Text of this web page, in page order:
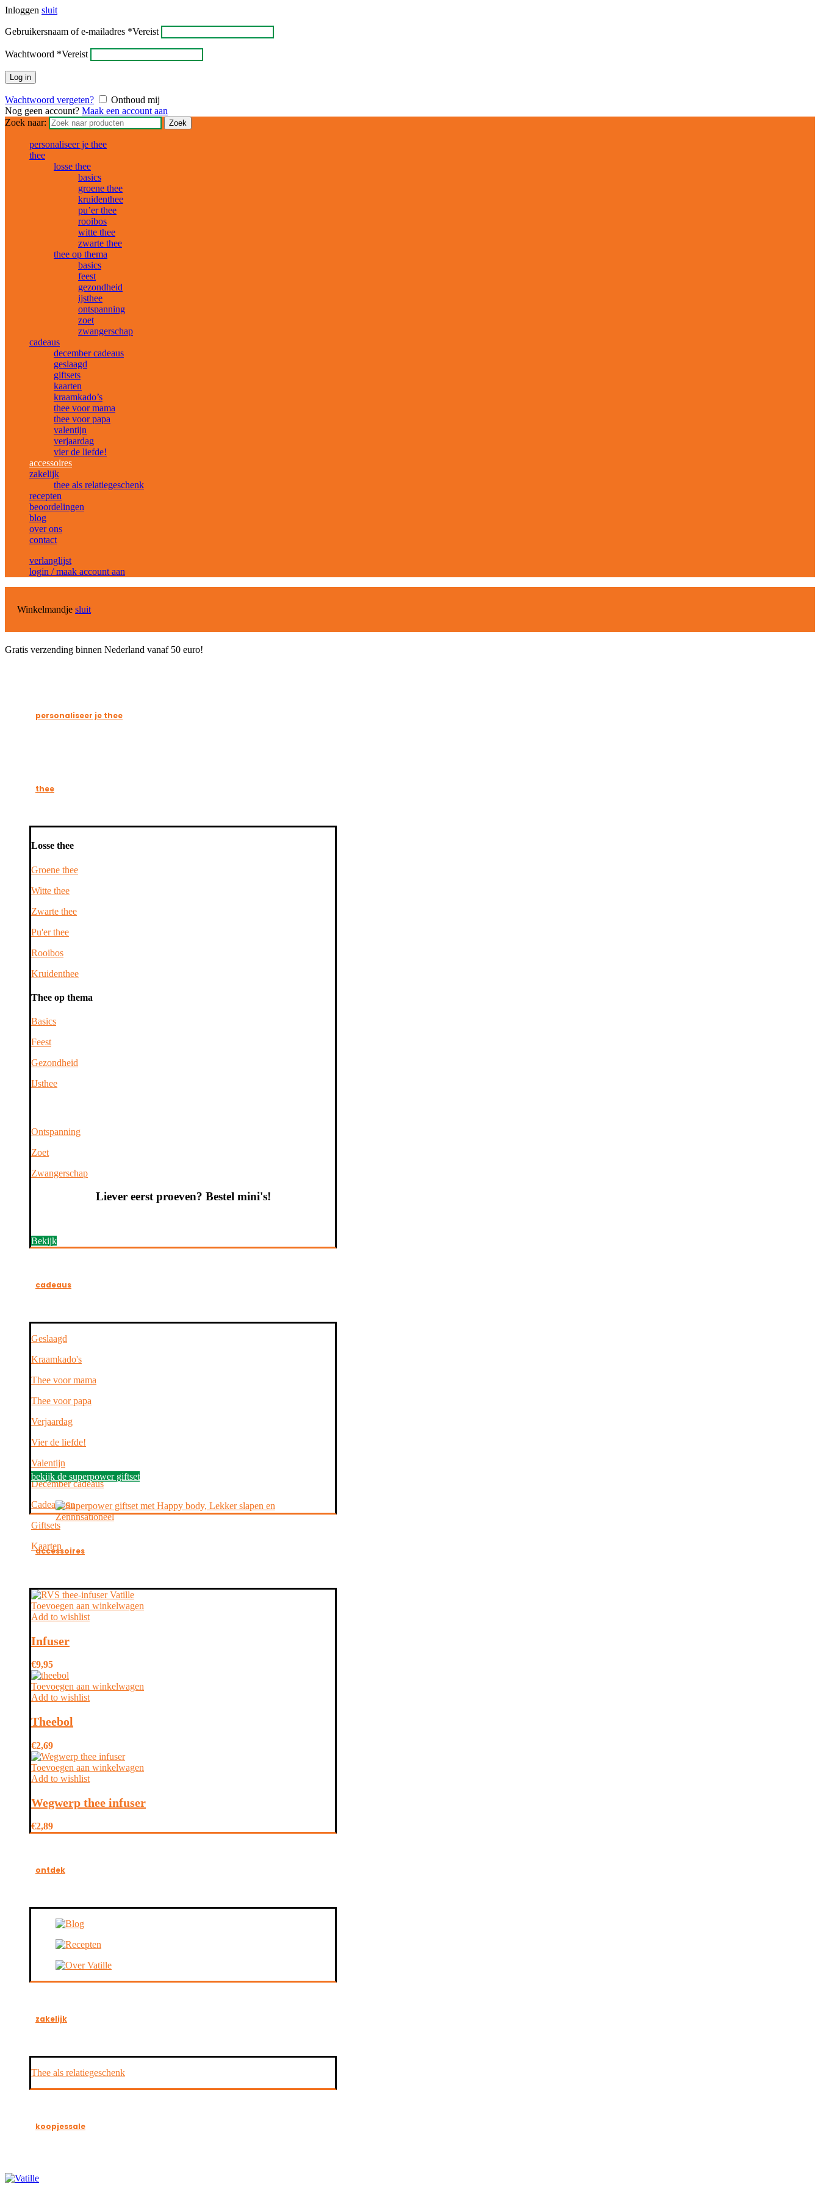
Inloggen sluit
Gebruikersnaam of e-mailadres *Vereist
Wachtwoord *Vereist
Log in
Wachtwoord vergeten?
Onthoud mij
Nog geen account? Maak een account aan
Zoek naar:
Zoek
personaliseer je thee
thee
losse thee
basics
groene thee
kruidenthee
pu’er thee
rooibos
witte thee
zwarte thee
thee op thema
basics
feest
gezondheid
ijsthee
ontspanning
zoet
zwangerschap
cadeaus
december cadeaus
geslaagd
giftsets
kaarten
kraamkado’s
thee voor mama
thee voor papa
valentijn
verjaardag
vier de liefde!
accessoires
zakelijk
thee als relatiegeschenk
recepten
beoordelingen
blog
over ons
contact
verlanglijst
login / maak account aan
Winkelmandje sluit
Gratis verzending binnen Nederland vanaf 50 euro!
personaliseer je thee
thee
Losse thee
Groene thee
Witte thee
Zwarte thee
Pu'er thee
Rooibos
Kruidenthee
Thee op thema
Basics
Feest
Gezondheid
IJsthee
Ontspanning
Zoet
Zwangerschap
Liever eerst proeven? Bestel mini's!
Bekijk
cadeaus
Geslaagd
Kraamkado's
Thee voor mama
Thee voor papa
Verjaardag
Vier de liefde!
Valentijn
December cadeaus
Cadeaubon
Giftsets
Kaarten
bekijk de superpower giftset
accessoires
Toevoegen aan winkelwagen
Add to wishlist
Infuser
€9,95
Toevoegen aan winkelwagen
Add to wishlist
Theebol
€2,69
Toevoegen aan winkelwagen
Add to wishlist
Wegwerp thee infuser
€2,89
ontdek
zakelijk
Thee als relatiegeschenk
koopjessale